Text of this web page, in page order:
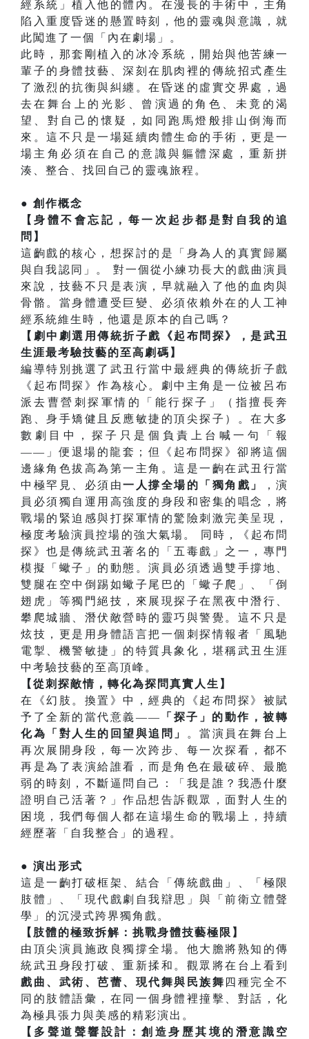
經系統」植入他的體內。在漫長的手術中，主角
陷入重度昏迷的懸置時刻，他的靈魂與意識，就
此闖進了一個「內在劇場」。
此時，那套剛植入的冰冷系統，開始與他苦練一
輩子的身體技藝、深刻在肌肉裡的傳統招式產生
了激烈的抗衡與糾纏。在昏迷的虛實交界處，過
去在舞台上的光影、曾演過的角色、未竟的渴
望、對自己的懷疑，如同跑馬燈般排山倒海而
來。這不只是一場延續肉體生命的手術，更是一
場主角必須在自己的意識與軀體深處，重新拼
湊、整合、找回自己的靈魂旅程。
● 創作概念
【身體不會忘記，每一次起步都是對自我的追
問】
這齣戲的核心，想探討的是「身為人的真實歸屬
與自我認同」。 對一個從小練功長大的戲曲演員
來說，技藝不只是表演，早就融入了他的血肉與
骨骼。當身體遭受巨變、必須依賴外在的人工神
經系統維生時，他還是原本的自己嗎？
【劇中劇選用傳統折子戲《起布問探》，是武丑
生涯最考驗技藝的至高劇碼】
編導特別挑選了武丑行當中最經典的傳統折子戲
《起布問探》作為核心。劇中主角是一位被呂布
派去曹營刺探軍情的「能行探子」（指擅長奔
跑、身手矯健且反應敏捷的頂尖探子）。在大多
數劇目中，探子只是個負責上台喊一句「報
——」便退場的龍套；但《起布問探》卻將這個
邊緣角色拔高為第一主角。這是一齣在武丑行當
中極罕見、必須由一人撐全場的「獨角戲」
，演
員必須獨自運用高強度的身段和密集的唱念，將
戰場的緊迫感與打探軍情的驚險刺激完美呈現，
極度考驗演員控場的強大氣場。 同時，《起布問
探》也是傳統武丑著名的「五毒戲」之一，專門
模擬「蠍子」的動態。演員必須透過雙手撐地、
雙腿在空中倒踢如蠍子尾巴的「蠍子爬」、「倒
翅虎」等獨門絕技，來展現探子在黑夜中潛行、
攀爬城牆、潛伏敵營時的靈巧與警覺。這不只是
炫技，更是用身體語言把一個刺探情報者「風馳
電掣、機警敏捷」的特質具象化，堪稱武丑生涯
中考驗技藝的至高頂峰。
【從刺探敵情，轉化為探問真實人生】
在《幻肢。換置》中，經典的《起布問探》被賦
予了全新的當代意義——
「探子」的動作，被轉
化為「對人生的回望與追問」
。當演員在舞台上
再次展開身段，每一次跨步、每一次探看，都不
再是為了表演給誰看，而是角色在最破碎、最脆
弱的時刻，不斷逼問自己：「我是誰？我憑什麼
證明自己活著？」作品想告訴觀眾，面對人生的
困境，我們每個人都在這場生命的戰場上，持續
經歷著「自我整合」的過程。
● 演出形式
這是一齣打破框架、結合「傳統戲曲」、「極限
肢體」、「現代戲劇自我辯思」與「前衛立體聲
學」的沉浸式跨界獨角戲。
【肢體的極致拆解：挑戰身體技藝極限】
由頂尖演員施政良獨撐全場。他大膽將熟知的傳
統武丑身段打破、重新揉和。觀眾將在台上看到
戲曲、武術、芭蕾、現代舞與民族舞 四種完全不
同的肢體語彙，在同一個身體裡撞擊、對話，化
為極具張力與美感的精彩演出。
【多聲道聲響設計：創造身歷其境的潛意識空